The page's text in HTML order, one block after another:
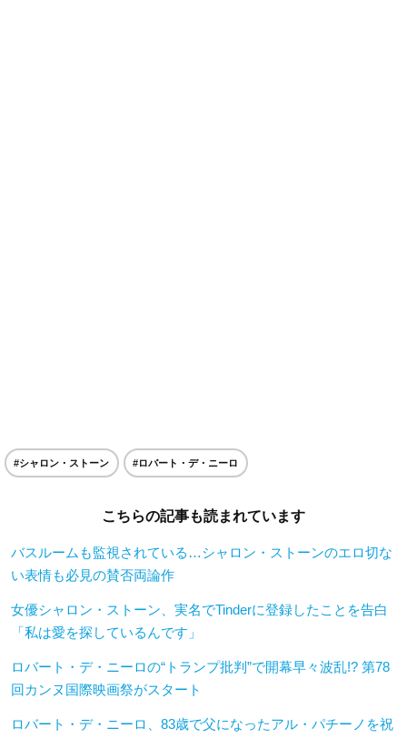
#シャロン・ストーン #ロバート・デ・ニーロ
こちらの記事も読まれています
バスルームも監視されている…シャロン・ストーンのエロ切な
い表情も必見の賛否両論作
女優シャロン・ストーン、実名でTinderに登録したことを告白
「私は愛を探しているんです」
ロバート・デ・ニーロの“トランプ批判”で開幕早々波乱!? 第78
回カンヌ国際映画祭がスタート
ロバート・デ・ニーロ、83歳で父になったアル・パチーノを祝